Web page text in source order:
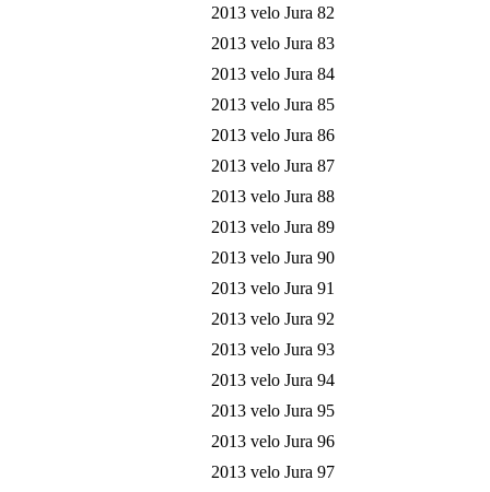
2013 velo Jura 82
2013 velo Jura 83
2013 velo Jura 84
2013 velo Jura 85
2013 velo Jura 86
2013 velo Jura 87
2013 velo Jura 88
2013 velo Jura 89
2013 velo Jura 90
2013 velo Jura 91
2013 velo Jura 92
2013 velo Jura 93
2013 velo Jura 94
2013 velo Jura 95
2013 velo Jura 96
2013 velo Jura 97